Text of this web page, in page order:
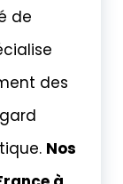
de
des
Nos